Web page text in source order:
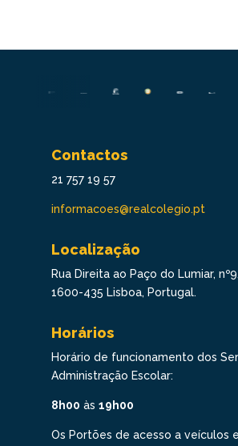
Contactos
21 757 19 57
informacoes@realcolegio.pt
Localização
Rua Direita ao Paço do Lumiar, nº9,
1600-435 Lisboa, Portugal.
Horários
Horário de funcionamento dos
Administração Escolar:
8h00 às 19h00
Os Portões de acesso a veículos